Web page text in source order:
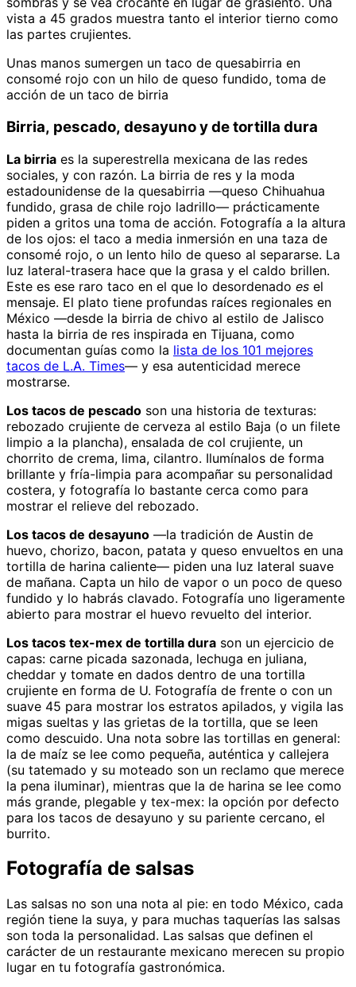
vista a 45 grados muestra tanto el interior tierno como
las partes crujientes.
Unas manos sumergen un taco de quesabirria en
consomé rojo con un hilo de queso fundido, toma de
acción de un taco de birria
Birria, pescado, desayuno y de tortilla dura
La birria es la superestrella mexicana de las redes
sociales, y con razón. La birria de res y la moda
estadounidense de la quesabirria —queso Chihuahua
fundido, grasa de chile rojo ladrillo— prácticamente
piden a gritos una toma de acción. Fotografía a la altura
de los ojos: el taco a media inmersión en una taza de
consomé rojo, o un lento hilo de queso al separarse. La
luz lateral-trasera hace que la grasa y el caldo brillen.
Este es ese raro taco en el que lo desordenado es el
mensaje. El plato tiene profundas raíces regionales en
México —desde la birria de chivo al estilo de Jalisco
hasta la birria de res inspirada en Tijuana, como
documentan guías como la lista de los 101 mejores
tacos de L.A. Times— y esa autenticidad merece
mostrarse.
Los tacos de pescado son una historia de texturas:
rebozado crujiente de cerveza al estilo Baja (o un filete
limpio a la plancha), ensalada de col crujiente, un
chorrito de crema, lima, cilantro. Ilumínalos de forma
brillante y fría-limpia para acompañar su personalidad
costera, y fotografía lo bastante cerca como para
mostrar el relieve del rebozado.
Los tacos de desayuno —la tradición de Austin de
huevo, chorizo, bacon, patata y queso envueltos en una
tortilla de harina caliente— piden una luz lateral suave
de mañana. Capta un hilo de vapor o un poco de queso
fundido y lo habrás clavado. Fotografía uno ligeramente
abierto para mostrar el huevo revuelto del interior.
Los tacos tex-mex de tortilla dura son un ejercicio de
capas: carne picada sazonada, lechuga en juliana,
cheddar y tomate en dados dentro de una tortilla
crujiente en forma de U. Fotografía de frente o con un
suave 45 para mostrar los estratos apilados, y vigila las
migas sueltas y las grietas de la tortilla, que se leen
como descuido. Una nota sobre las tortillas en general:
la de maíz se lee como pequeña, auténtica y callejera
(su tatemado y su moteado son un reclamo que merece
la pena iluminar), mientras que la de harina se lee como
más grande, plegable y tex-mex: la opción por defecto
para los tacos de desayuno y su pariente cercano, el
burrito.
Fotografía de salsas
Las salsas no son una nota al pie: en todo México, cada
región tiene la suya, y para muchas taquerías las salsas
son toda la personalidad. Las salsas que definen el
carácter de un restaurante mexicano merecen su propio
lugar en tu fotografía gastronómica.